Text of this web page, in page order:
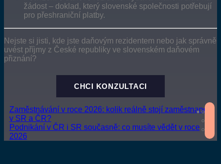
žádost – doklad, který slovenské společnosti potřebují
pro přeshraniční platby.
Nejste si jisti, kde jste daňovým rezidentem nebo jak správně
uvést příjmy z České republiky ve slovenském daňovém
přiznání?
CHCI KONZULTACI
Zaměstnávání v roce 2026: kolik reálně stojí zaměstnanec
v SR a ČR?
Podnikání v ČR i SR současně: co musíte vědět v roce
2026